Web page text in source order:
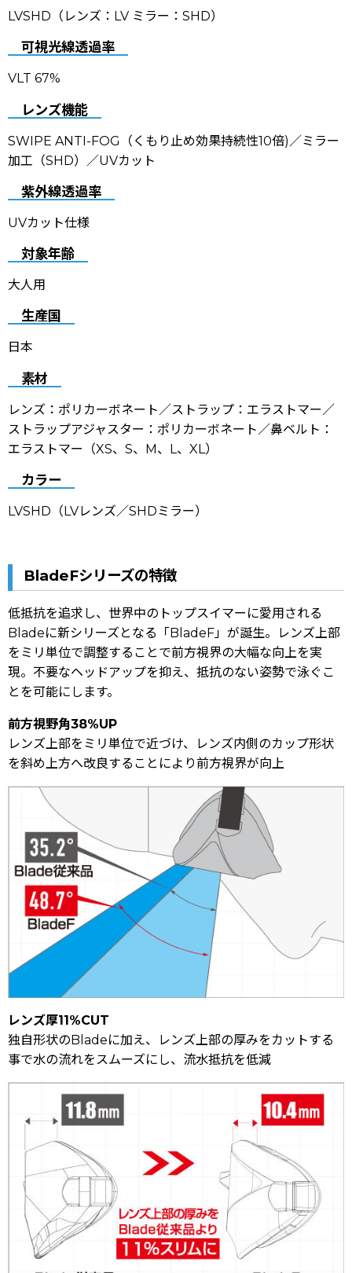
LVSHD （レンズ：LV ミラー：SHD）
可視光線透過率
VLT 67%
レンズ機能
SWIPE ANTI-FOG（くもり止め効果持続性10倍) ／ミラー
加工（SHD）／UVカット
紫外線透過率
UVカット仕様
対象年齢
大人用
生産国
日本
素材
レンズ：ポリカーボネート／ストラップ：エラストマー／
ストラップアジャスター：ポリカーボネート／鼻ベルト：
エラストマー（XS、S、M、L、XL）
カラー
LVSHD（LVレンズ／SHDミラー）
BladeFシリーズの特徴
低抵抗を追求し、世界中のトップスイマーに愛用される
Bladeに新シリーズとなる「BladeF」が誕生。レンズ上部
をミリ単位で調整することで前方視界の大幅な向上を実
現。不要なヘッドアップを抑え、抵抗のない姿勢で泳ぐこ
とを可能にします。
前方視野角38%UP
レンズ上部をミリ単位で近づけ、レンズ内側のカップ形状
を斜め上方へ改良することにより前方視界が向上
レンズ厚11%CUT
独自形状のBladeに加え、レンズ上部の厚みをカットする
事で水の流れをスムーズにし、流水抵抗を低減